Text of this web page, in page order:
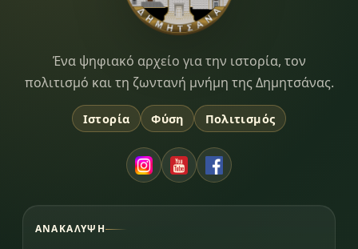
Dimitsana.gr
Ένα ψηφιακό αρχείο για την ιστορία, τον
πολιτισμό και τη ζωντανή μνήμη της Δημητσάνας.
Ιστορία Φύση Πολιτισμός
ΑΝΑΚΆΛΥΨΗ